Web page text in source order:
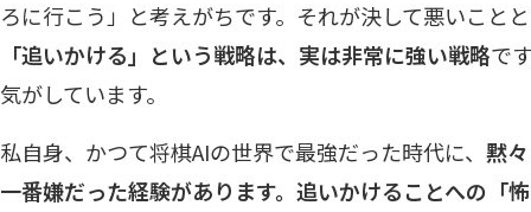
ろに行こう」と考えがちです。それが決して悪いこと
「追いかける」という戦略は、実は非常に強い戦略で
気がしています。
私自身、かつて将棋AIの世界で最強だった時代に、 黙
一番嫌だった経験があります。追いかけることへの「